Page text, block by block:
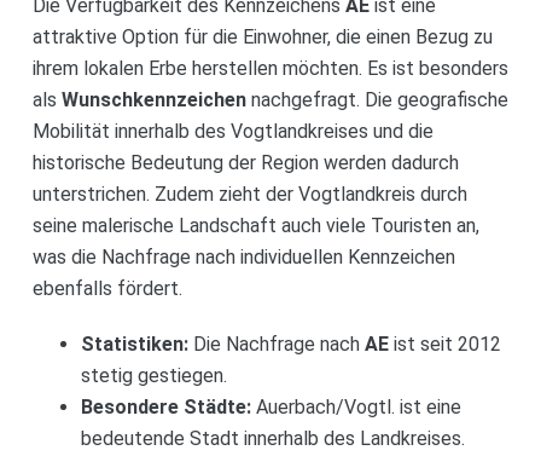
Die Verfügbarkeit des Kennzeichens AEist eine
attraktive Option für die Einwohner, die einen Bezug zu
ihrem lokalen Erbe herstellen möchten. Es ist besonders
als Wunschkennzeichennachgefragt. Die geografische
Mobilität innerhalb des Vogtlandkreises und die
historische Bedeutung der Region werden dadurch
unterstrichen. Zudem zieht der Vogtlandkreis durch
seine malerische Landschaft auch viele Touristen an,
was die Nachfrage nach individuellen Kennzeichen
ebenfalls fördert.
Statistiken:Die Nachfrage nach AEist seit 2012
stetig gestiegen.
Besondere Städte:Auerbach/Vogtl. ist eine
bedeutende Stadt innerhalb des Landkreises.